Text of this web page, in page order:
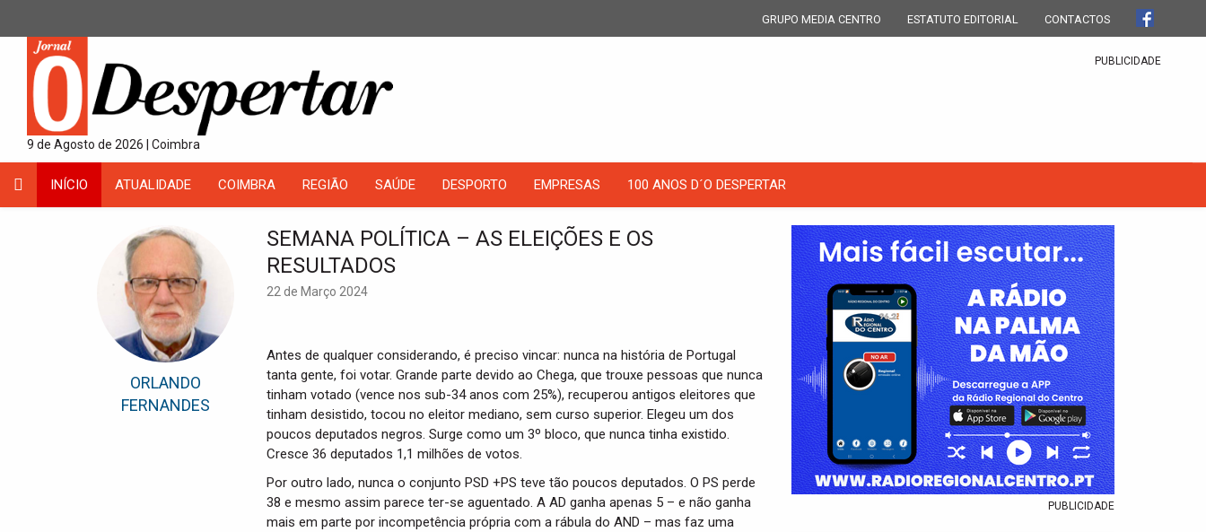
GRUPO MEDIA CENTRO ESTATUTO EDITORIAL CONTACTOS
9 de Agosto de 2026 | Coimbra
PUBLICIDADE
INÍCIO ATUALIDADE COIMBRA REGIÃO SAÚDE DESPORTO EMPRESAS 100 ANOS D´O DESPERTAR
ORLANDO
FERNANDES
SEMANA POLÍTICA – AS ELEIÇÕES E OS
RESULTADOS
22 de Março 2024
Antes de qualquer considerando, é preciso vincar: nunca na história de Portugal
tanta gente, foi votar. Grande parte devido ao Chega, que trouxe pessoas que nunca
tinham votado (vence nos sub-34 anos com 25%), recuperou antigos eleitores que
tinham desistido, tocou no eleitor mediano, sem curso superior. Elegeu um dos
poucos deputados negros. Surge como um 3º bloco, que nunca tinha existido.
Cresce 36 deputados 1,1 milhões de votos.
Por outro lado, nunca o conjunto PSD +PS teve tão poucos deputados. O PS perde
38 e mesmo assim parece ter-se aguentado. A AD ganha apenas 5 – e não ganha
mais em parte por incompetência própria com a rábula do AND – mas faz uma
PUBLICIDADE